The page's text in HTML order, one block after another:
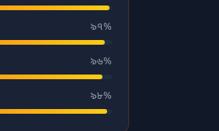
৯৭%
৯৬%
৯৮%